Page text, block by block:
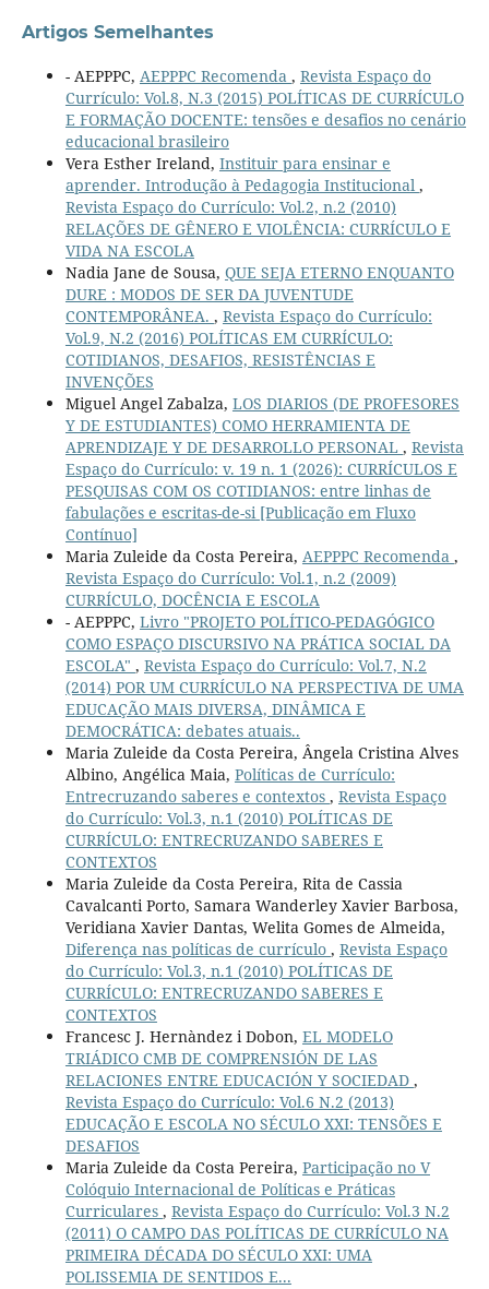
Artigos Semelhantes
- AEPPPC, AEPPPC Recomenda , Revista Espaço do
Currículo: Vol.8, N.3 (2015) POLÍTICAS DE CURRÍCULO
E FORMAÇÃO DOCENTE: tensões e desafios no cenário
educacional brasileiro
Vera Esther Ireland, Instituir para ensinar e
aprender. Introdução à Pedagogia Institucional ,
Revista Espaço do Currículo: Vol.2, n.2 (2010)
RELAÇÕES DE GÊNERO E VIOLÊNCIA: CURRÍCULO E
VIDA NA ESCOLA
Nadia Jane de Sousa, QUE SEJA ETERNO ENQUANTO
DURE : MODOS DE SER DA JUVENTUDE
CONTEMPORÂNEA. , Revista Espaço do Currículo:
Vol.9, N.2 (2016) POLÍTICAS EM CURRÍCULO:
COTIDIANOS, DESAFIOS, RESISTÊNCIAS E
INVENÇÕES
Miguel Angel Zabalza, LOS DIARIOS (DE PROFESORES
Y DE ESTUDIANTES) COMO HERRAMIENTA DE
APRENDIZAJE Y DE DESARROLLO PERSONAL , Revista
Espaço do Currículo: v. 19 n. 1 (2026): CURRÍCULOS E
PESQUISAS COM OS COTIDIANOS: entre linhas de
fabulações e escritas-de-si [Publicação em Fluxo
Contínuo]
Maria Zuleide da Costa Pereira, AEPPPC Recomenda ,
Revista Espaço do Currículo: Vol.1, n.2 (2009)
CURRÍCULO, DOCÊNCIA E ESCOLA
- AEPPPC, Livro "PROJETO POLÍTICO-PEDAGÓGICO
COMO ESPAÇO DISCURSIVO NA PRÁTICA SOCIAL DA
ESCOLA" , Revista Espaço do Currículo: Vol.7, N.2
(2014) POR UM CURRÍCULO NA PERSPECTIVA DE UMA
EDUCAÇÃO MAIS DIVERSA, DINÂMICA E
DEMOCRÁTICA: debates atuais..
Maria Zuleide da Costa Pereira, Ângela Cristina Alves
Albino, Angélica Maia, Políticas de Currículo:
Entrecruzando saberes e contextos , Revista Espaço
do Currículo: Vol.3, n.1 (2010) POLÍTICAS DE
CURRÍCULO: ENTRECRUZANDO SABERES E
CONTEXTOS
Maria Zuleide da Costa Pereira, Rita de Cassia
Cavalcanti Porto, Samara Wanderley Xavier Barbosa,
Veridiana Xavier Dantas, Welita Gomes de Almeida,
Diferença nas políticas de currículo , Revista Espaço
do Currículo: Vol.3, n.1 (2010) POLÍTICAS DE
CURRÍCULO: ENTRECRUZANDO SABERES E
CONTEXTOS
Francesc J. Hernàndez i Dobon, EL MODELO
TRIÁDICO CMB DE COMPRENSIÓN DE LAS
RELACIONES ENTRE EDUCACIÓN Y SOCIEDAD ,
Revista Espaço do Currículo: Vol.6 N.2 (2013)
EDUCAÇÃO E ESCOLA NO SÉCULO XXI: TENSÕES E
DESAFIOS
Maria Zuleide da Costa Pereira, Participação no V
Colóquio Internacional de Políticas e Práticas
Curriculares , Revista Espaço do Currículo: Vol.3 N.2
(2011) O CAMPO DAS POLÍTICAS DE CURRÍCULO NA
PRIMEIRA DÉCADA DO SÉCULO XXI: UMA
POLISSEMIA DE SENTIDOS E...